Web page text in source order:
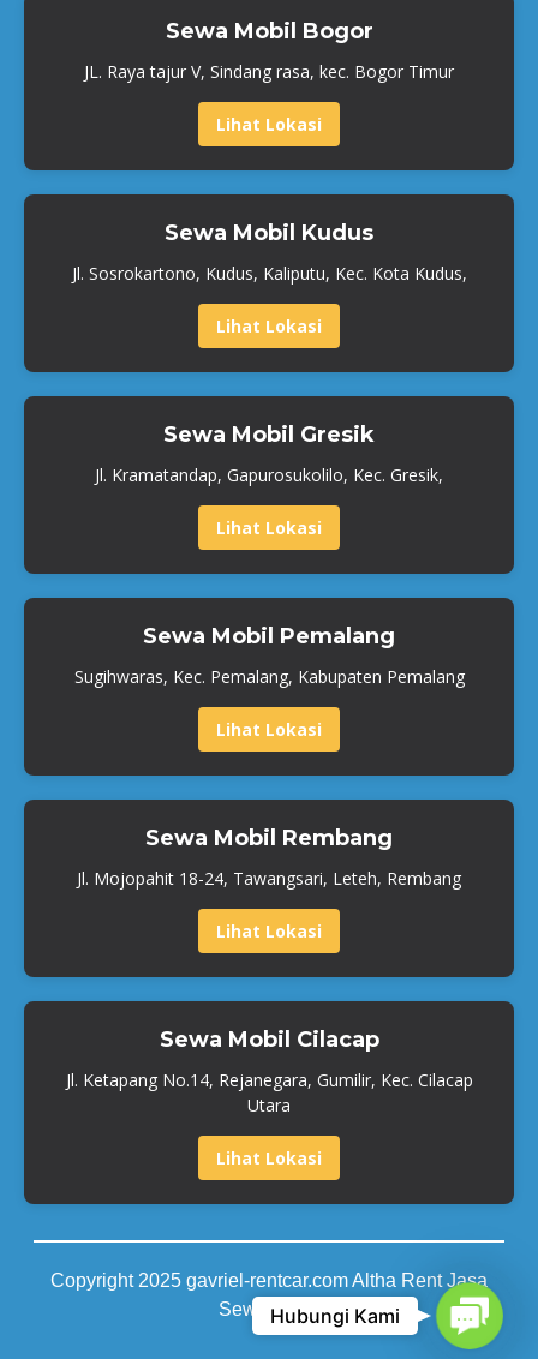
Sewa Mobil Bogor
JL. Raya tajur V, Sindang rasa, kec. Bogor Timur
Lihat Lokasi
Sewa Mobil Kudus
Jl. Sosrokartono, Kudus, Kaliputu, Kec. Kota Kudus,
Lihat Lokasi
Sewa Mobil Gresik
Jl. Kramatandap, Gapurosukolilo, Kec. Gresik,
Lihat Lokasi
Sewa Mobil Pemalang
Sugihwaras, Kec. Pemalang, Kabupaten Pemalang
Lihat Lokasi
Sewa Mobil Rembang
Jl. Mojopahit 18-24, Tawangsari, Leteh, Rembang
Lihat Lokasi
Sewa Mobil Cilacap
Jl. Ketapang No.14, Rejanegara, Gumilir, Kec. Cilacap
Utara
Lihat Lokasi
Copyright 2025 gavriel-rentcar.com Altha Rent Jasa
Sewa MobilHubungi Kami